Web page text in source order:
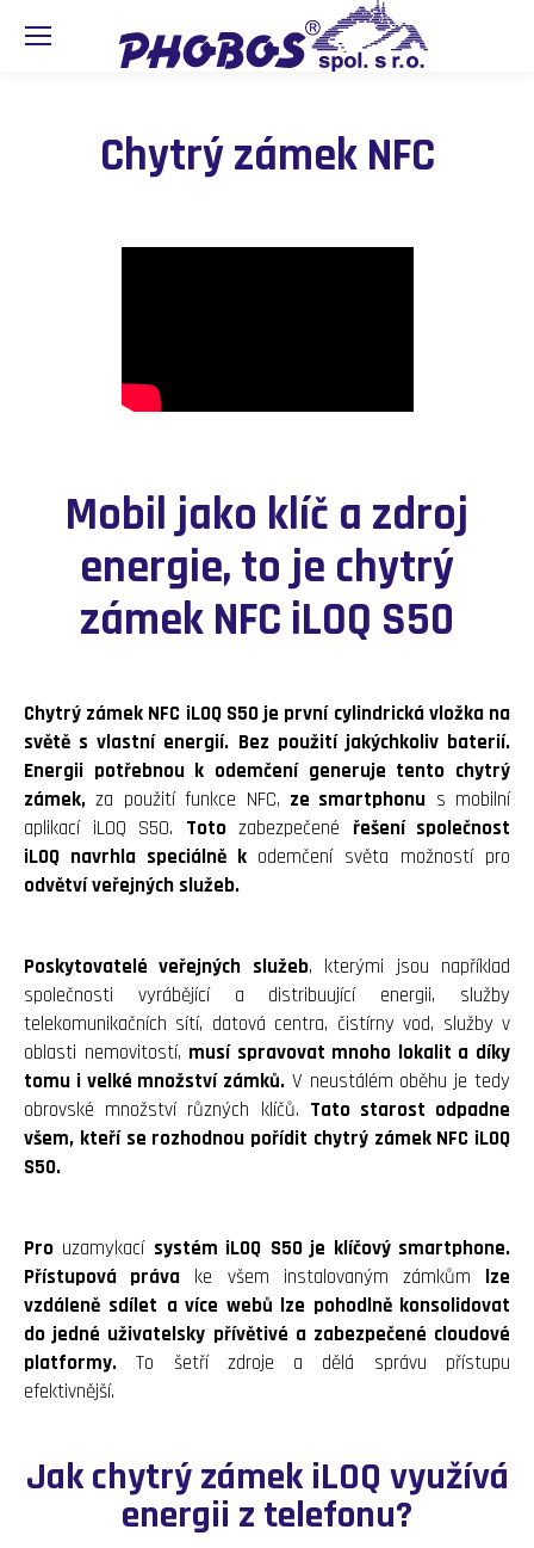
Chytrý zámek NFC
Mobil jako klíč a zdroj
energie, to je chytrý
zámek NFC iLOQ S50
Chytrý zámek NFC iLOQ S50 je první cylindrická vložka na
světě s vlastní energií. Bez použití jakýchkoliv baterií.
Energii potřebnou k odemčení generuje tento chytrý
zámek, za použití funkce NFC, ze smartphonu s mobilní
aplikací iLOQ S50. Totozabezpečené řešení společnost
iLOQ navrhla speciálně kodemčení světa možností pro
odvětví veřejných služeb.
Poskytovatelé veřejných služeb, kterými jsou například
společnosti vyrábějící a distribuující energii, služby
telekomunikačních sítí, datová centra, čistírny vod, služby v
oblasti nemovitostí, musí spravovat mnoho lokalit a díky
tomu i velké množství zámků. V neustálém oběhu je tedy
obrovské množství různých klíčů. Tato starost odpadne
všem, kteří se rozhodnou pořídit chytrý zámek NFC iLOQ
S50.
Pro uzamykací systém iLOQ S50 je klíčový smartphone.
Přístupová práva ke všem instalovaným zámkům lze
vzdáleně sdílet a více webů lze pohodlně konsolidovat
do jedné uživatelsky přívětivé a zabezpečené cloudové
platformy. To šetří zdroje a dělá správu přístupu
efektivnější.
Jak chytrý zámek iLOQ využívá
energii z telefonu?